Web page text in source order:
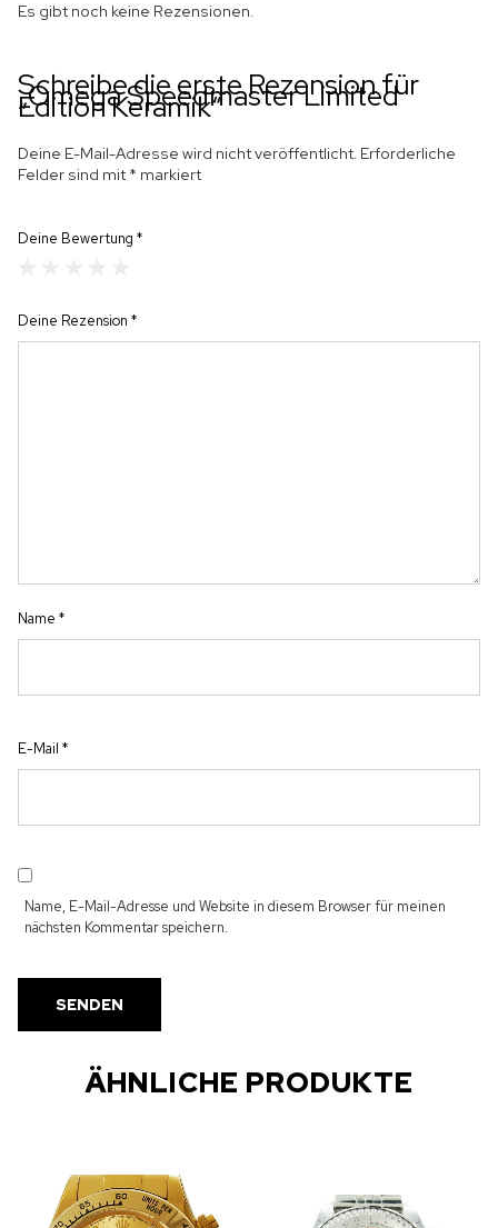
Es gibt noch keine Rezensionen.
Schreibe die erste Rezension für
„Omega Speedmaster Limited
Edition Keramik“
Deine E-Mail-Adresse wird nicht veröffentlicht. Erforderliche
Felder sind mit * markiert
Deine Bewertung *
Deine Rezension *
Name *
E-Mail *
Name, E-Mail-Adresse und Website in diesem Browser für meinen
nächsten Kommentar speichern.
ÄHNLICHE PRODUKTE